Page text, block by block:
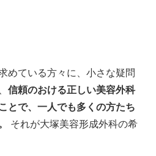
めている方々に、小さな疑問
信頼のおける正しい美容外科
とで、一人でも多くの方たち
それが大塚美容形成外科の希